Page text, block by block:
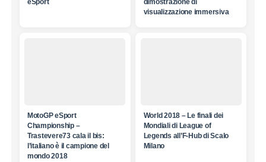
visualizzazione immersiva
MotoGP eSport
Championship –
Trastevere73 cala il bis:
l’italiano è il campione del
mondo 2018
World 2018 – Le finali dei
Mondiali di League of
Legends all’F-Hub di Scalo
Milano